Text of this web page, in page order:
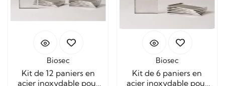
Biosec
Kit de 12 paniers en
acier inoxydable pour
Biosec
Kit de 6 paniers en
acier inoxydable pour